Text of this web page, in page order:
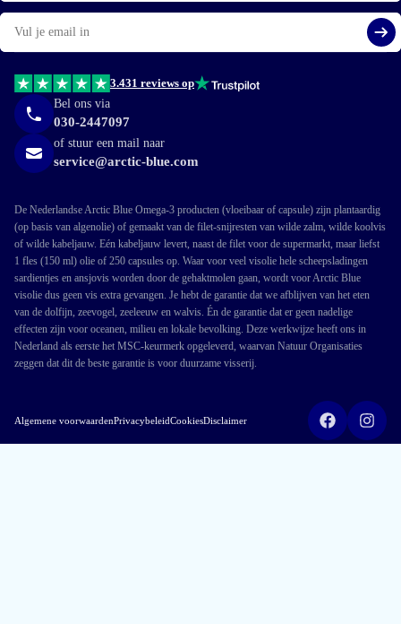
E-
mail
3.431 reviews op
Bel ons via
030-2447097
of stuur een mail naar
service@arctic-blue.com
De Nederlandse Arctic Blue Omega-3 producten (vloeibaar of capsule) zijn plantaardig
(op basis van algenolie) of gemaakt van de filet-snijresten van wilde zalm, wilde koolvis
of wilde kabeljauw. Eén kabeljauw levert, naast de filet voor de supermarkt, maar liefst
1 fles (150 ml) olie of 250 capsules op. Waar voor veel visolie hele scheepsladingen
sardientjes en ansjovis worden door de gehaktmolen gaan, wordt voor Arctic Blue
visolie dus geen vis extra gevangen. Je hebt de garantie dat we afblijven van het eten
van de dolfijn, zeevogel, zeeleeuw en walvis. Én de garantie dat er geen nadelige
effecten zijn voor oceanen, milieu en lokale bevolking. Deze werkwijze heeft ons in
Nederland als eerste het MSC-keurmerk opgeleverd, waarvan Natuur Organisaties
zeggen dat dit de beste garantie is voor duurzame visserij.
Algemene voorwaardenPrivacybeleidCookiesDisclaimer